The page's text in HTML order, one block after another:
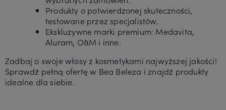
Produkty o potwierdzonej skuteczności,
testowane przez specjalistów.
Ekskluzywne marki premium: Medavita,
Aluram, O&M i inne.
Zadbaj o swoje włosy z kosmetykami najwyższej jakości!
Sprawdź pełną ofertę w Bea Beleza i znajdź produkty
idealne dla siebie.